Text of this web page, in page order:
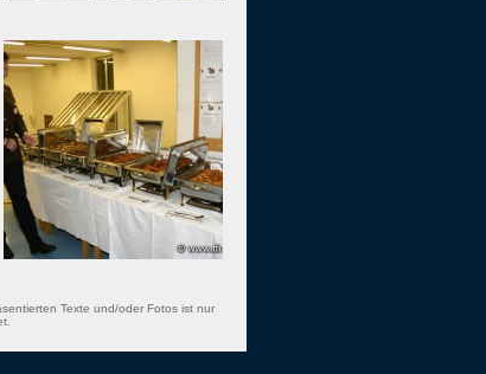
Texte und/oder Fotos ist nur